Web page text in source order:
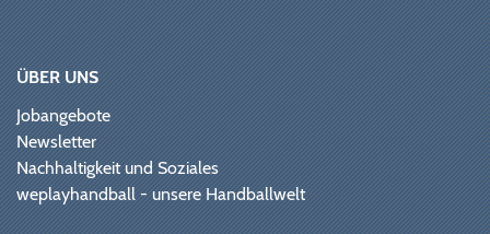
ÜBER UNS
Jobangebote
Newsletter
Nachhaltigkeit und Soziales
weplayhandball - unsere Handballwelt